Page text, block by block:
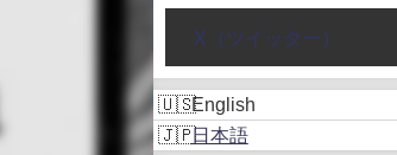
X（ツイッター）
English
日本語